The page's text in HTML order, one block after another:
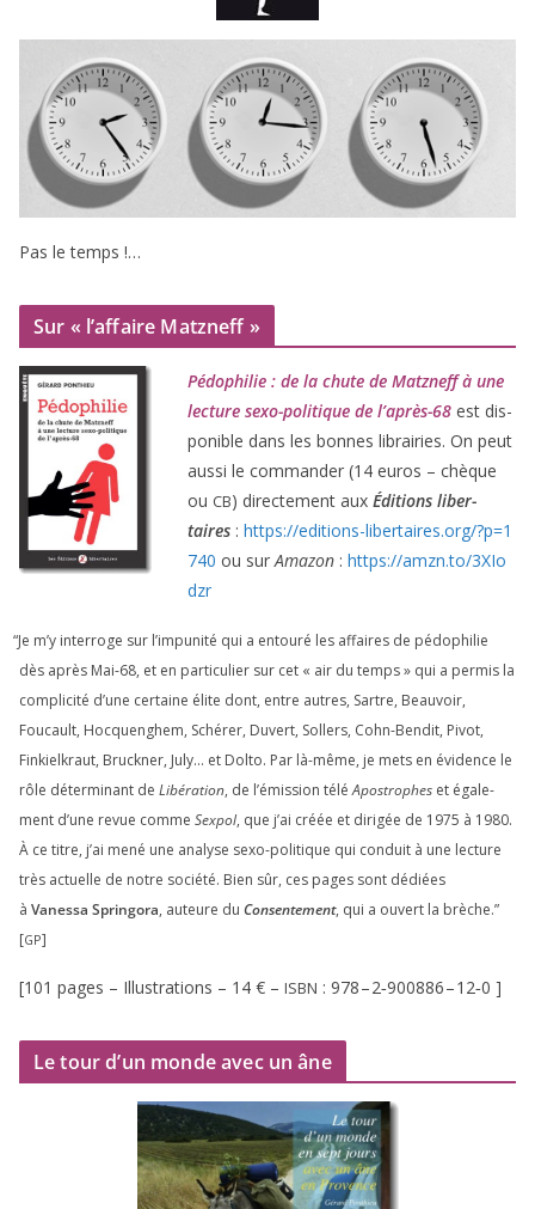
Pas le temps !…
Sur « l’affaire Matzneff »
Pédophilie : de la chute de Matzneff à une
lec­ture sexo-poli­tique de l’après-68 est dis­
po­nible dans les bonnes librai­ries. On peut
aus­si le com­man­der (14 euros – chèque
ou CB) direc­te­ment aux Éditions liber­
taires : https://​edi​tions​-liber​taires​.org/​?​p​=​1
740 ou surAmazon : https://​amzn​.to/​3​X​I​o​
dzr
“Je m’y inter­roge sur l’impunité qui a entou­ré les affaires de pédo­phi­lie
dès après Mai-68, et en par­ti­cu­lier sur cet « air du temps » qui a per­mis la
com­pli­ci­té d’une cer­taine élite dont, entre autres, Sartre, Beauvoir,
Foucault, Hocquenghem, Schérer, Duvert, Sollers, Cohn-Bendit, Pivot,
Finkielkraut, Bruckner, July… et Dolto. Par là-même, je mets en évi­dence le
rôle déter­mi­nant de Libération, de l’émission téléApostrophes et éga­le­
ment d’une revue comme Sexpol, que j’ai créée et diri­gée de 1975 à 1980.
À ce titre, j’ai mené une ana­lyse sexo-poli­tique qui conduit à une lec­ture
très actuelle de notre socié­té. Bien sûr, ces pages sont dédiées
à Vanessa Springora, auteure du Consentement, qui a ouvert la brèche.”
[GP]
[101 pages – Illustrations – 14 € – ISBN : 978–2‑900886–12‑0 ]
Le tour d’un monde avec un âne